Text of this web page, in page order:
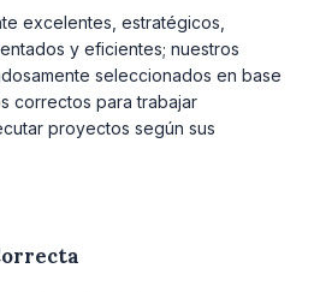
excelentes, estratégicos,
y eficientes; nuestros
seleccionados en base
correctos para trabajar
proyectos según sus